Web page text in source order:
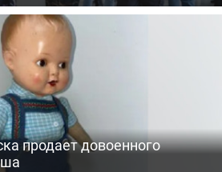
продает довоенного